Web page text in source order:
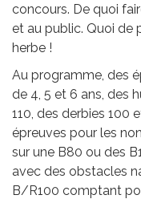
concours. De quoi
et au public. Quoi de
herbe !
Au programme, des
de 4, 5 et 6 ans, des
110, des derbies 100
épreuves pour les
sur une B80 ou des
avec des obstacles
B/R100 comptant